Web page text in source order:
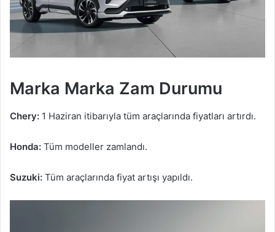
Marka Marka Zam Durumu
Chery: 1 Haziran itibarıyla tüm araçlarında fiyatları artırdı.
Honda: Tüm modeller zamlandı.
Suzuki: Tüm araçlarında fiyat artışı yapıldı.